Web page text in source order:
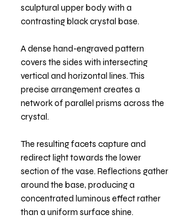
sculptural upper body with a
contrasting black crystal base.
A dense hand-engraved pattern
covers the sides with intersecting
vertical and horizontal lines. This
precise arrangement creates a
network of parallel prisms across the
crystal.
The resulting facets capture and
redirect light towards the lower
section of the vase. Reflections gather
around the base, producing a
concentrated luminous effect rather
than a uniform surface shine.